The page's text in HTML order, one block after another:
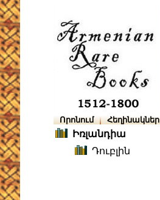
Որոնում Հեղինակներ
Իռլանդիա
Դուբլին